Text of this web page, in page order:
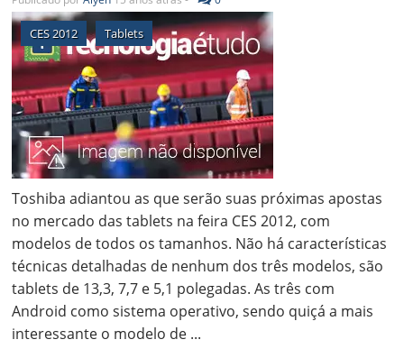
CES 2012 Tablets
Toshiba adiantou as que serão suas próximas apostas
no mercado das tablets na feira CES 2012, com
modelos de todos os tamanhos. Não há características
técnicas detalhadas de nenhum dos três modelos, são
tablets de 13,3, 7,7 e 5,1 polegadas. As três com
Android como sistema operativo, sendo quiçá a mais
interessante o modelo de ...